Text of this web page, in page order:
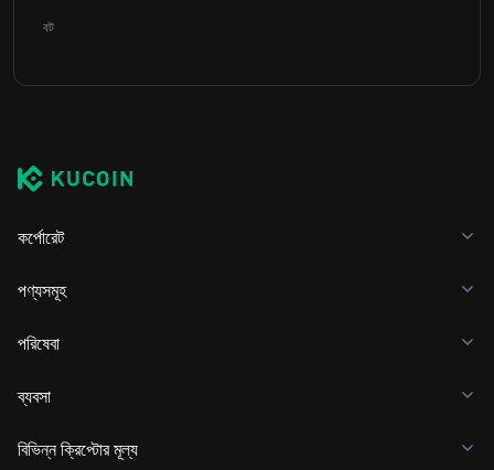
বট
কর্পোরেট
পণ্যসমূহ
পরিষেবা
ব্যবসা
বিভিন্ন ক্রিপ্টোর মূল্য